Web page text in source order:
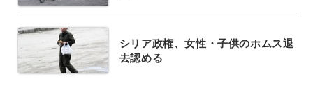
シリア政権、女性・子供のホムス退
去認める